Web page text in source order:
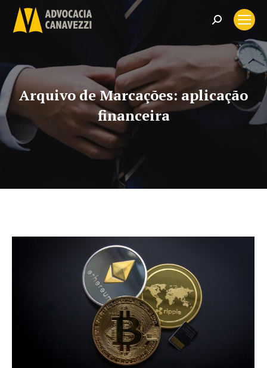
Search:
Arquivo de Marcações:aplicação
financeira